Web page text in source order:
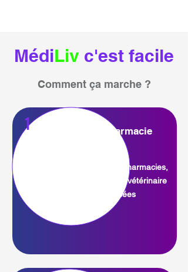
MédiLiv c'est facile
Comment ça marche ?
1 Je choisis ma pharmacie
Je fais mon choix parmi les pharmacies,
parapharmacies ou cliniques vétérinaire
partenaires proposées